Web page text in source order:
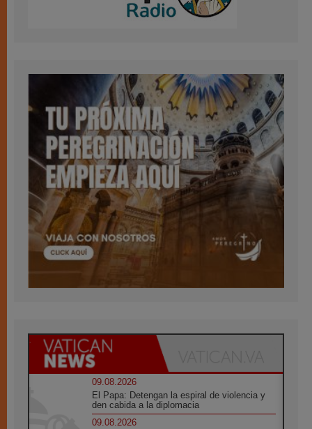
09.08.2026
El Papa: Detengan la espiral de violencia y
den cabida a la diplomacia
09.08.2026